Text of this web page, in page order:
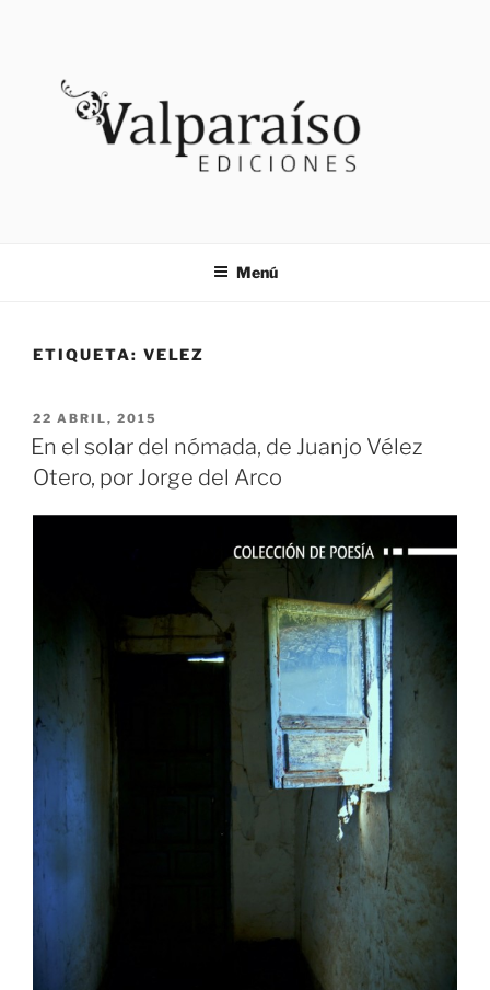
VALPARAISO EDICIONES
Menú
ETIQUETA: VELEZ
PUBLICADO
EL
22 ABRIL, 2015
En el solar del nómada, de Juanjo Vélez
Otero, por Jorge del Arco